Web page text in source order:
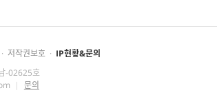
· 저작권보호 · IP현황&문의
-02625호
| 문의